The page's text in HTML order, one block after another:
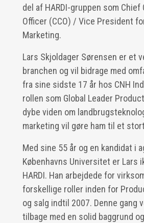
del af HARDI-gruppen som Chief
Officer (CCO) / Vice President
Marketing.
Lars Skjoldager Sørensen er et
branchen og vil bidrage med
fra sine sidste 17 år hos CNH
rollen som Global Leader
dybe viden om
marketing vil gøre ham til et
Med sine 55 år og en kandidat i
Københavns Universitet er Lars
HARDI. Han arbejdede for
forskellige roller inden for
og salg indtil 2007. Denne gang
tilbage med en solid baggrund